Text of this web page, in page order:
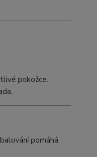
pokožce.
pomáhá